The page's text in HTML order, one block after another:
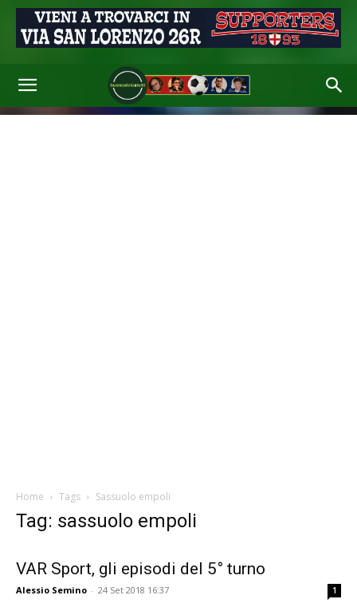
Home Tags Sassuolo empoli
Tag: sassuolo empoli
VAR Sport, gli episodi del 5° turno
Alessio Semino - 24 Set 2018 16:37 1